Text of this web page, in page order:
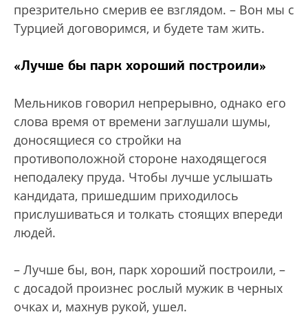
презрительно смерив ее взглядом. – Вон мы с
Турцией договоримся, и будете там жить.
«Лучше бы парк хороший построили»
Мельников говорил непрерывно, однако его
слова время от времени заглушали шумы,
доносящиеся со стройки на
противоположной стороне находящегося
неподалеку пруда. Чтобы лучше услышать
кандидата, пришедшим приходилось
прислушиваться и толкать стоящих впереди
людей.
– Лучше бы, вон, парк хороший построили, –
с досадой произнес рослый мужик в черных
очках и, махнув рукой, ушел.